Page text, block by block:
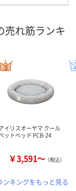
売れ筋ランキ
イリスオーヤマ クール
ットベッド PCB-24
￥3,591～ （税込）
ンキングをもっと見る